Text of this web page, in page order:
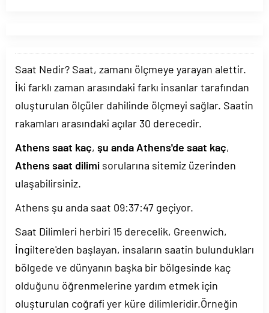
Saat Nedir? Saat, zamanı ölçmeye yarayan alettir.
İki farklı zaman arasındaki farkı insanlar tarafından
oluşturulan ölçüler dahilinde ölçmeyi sağlar. Saatin
rakamları arasındaki açılar 30 derecedir.
Athens saat kaç, şu anda Athens'de saat kaç,
Athens saat dilimi sorularına sitemiz üzerinden
ulaşabilirsiniz.
Athens şu anda saat 09:37:47 geçiyor.
Saat Dilimleri herbiri 15 derecelik, Greenwich,
İngiltere'den başlayan, insaların saatin bulundukları
bölgede ve dünyanın başka bir bölgesinde kaç
olduğunu öğrenmelerine yardım etmek için
oluşturulan coğrafi yer küre dilimleridir.Örneğin